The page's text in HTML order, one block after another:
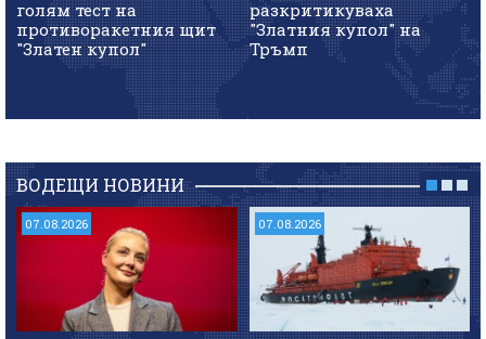
голям тест на
противоракетния щит
"Златен купол"
разкритикуваха
"Златния купол" на
Тръмп
ВОДЕЩИ НОВИНИ
07.08.2026 07.08.2026